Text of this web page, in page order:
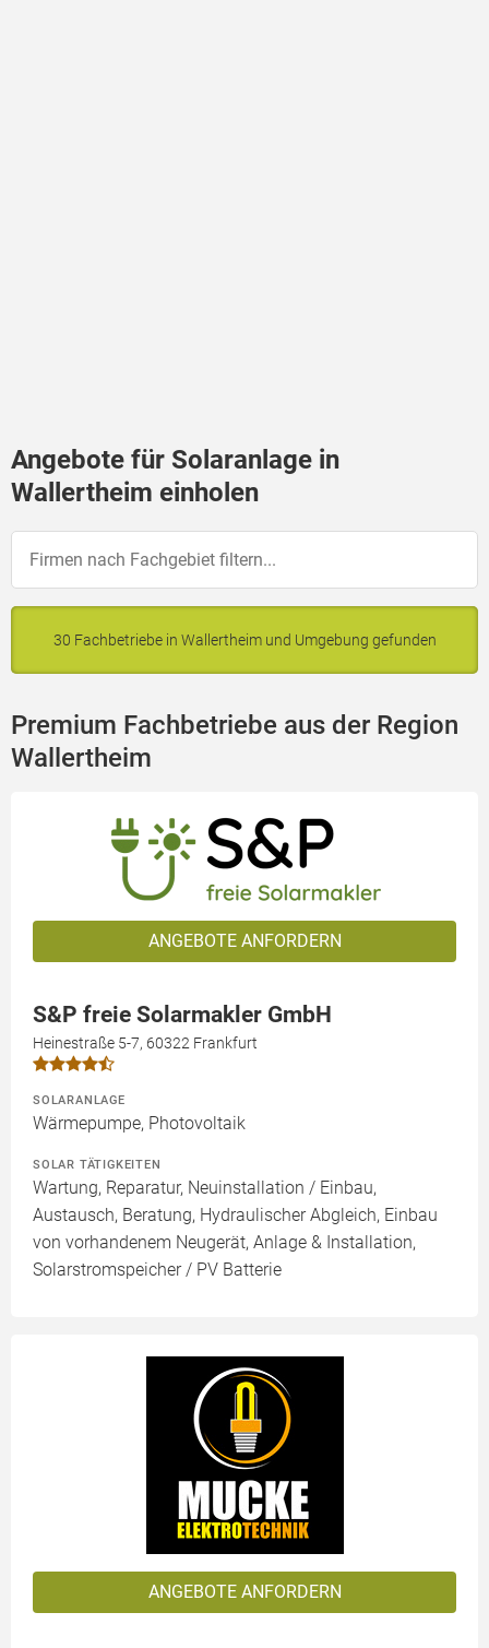
Angebote für Solaranlage in
Wallertheim einholen
30 Fachbetriebe in Wallertheim und Umgebung gefunden
Premium Fachbetriebe aus der Region
Wallertheim
ANGEBOTE ANFORDERN
S&P freie Solarmakler GmbH
Heinestraße 5-7, 60322 Frankfurt
SOLARANLAGE
Wärmepumpe, Photovoltaik
SOLAR TÄTIGKEITEN
Wartung, Reparatur, Neuinstallation / Einbau,
Austausch, Beratung, Hydraulischer Abgleich, Einbau
von vorhandenem Neugerät, Anlage & Installation,
Solarstromspeicher / PV Batterie
ANGEBOTE ANFORDERN